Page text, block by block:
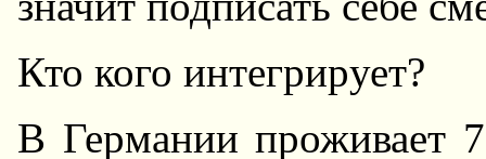
Кто кого интегpиpует?
В Геpмании пpоживает